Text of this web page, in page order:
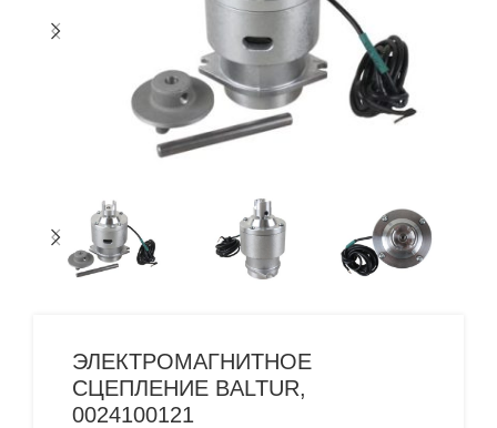
ЭЛЕКТРОМАГНИТНОЕ
СЦЕПЛЕНИЕ BALTUR,
0024100121